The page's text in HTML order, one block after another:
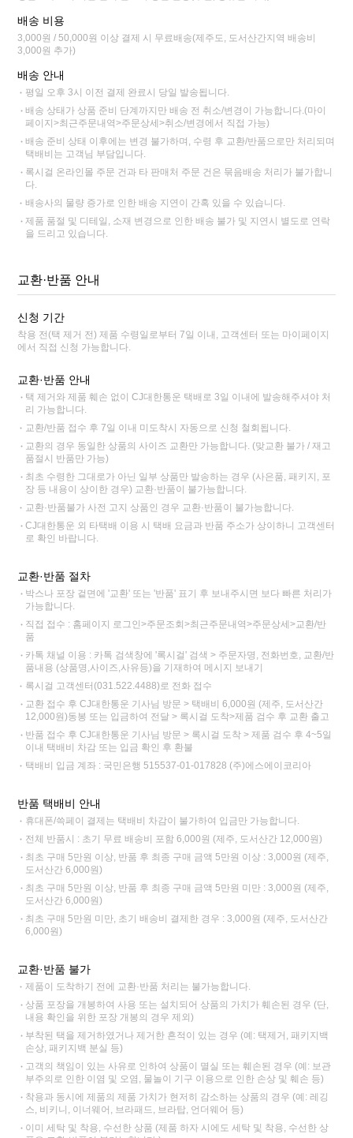
배송 비용
3,000원 / 50,000원 이상 결제 시 무료배송(제주도, 도서산간지역 배송비
3,000원 추가)
배송 안내
평일 오후 3시 이전 결제 완료시 당일 발송됩니다.
배송 상태가 상품 준비 단계까지만 배송 전 취소/변경이 가능합니다.(마이
페이지>최근주문내역>주문상세>취소/변경에서 직접 가능)
배송 준비 상태 이후에는 변경 불가하며, 수령 후 교환/반품으로만 처리되며
택배비는 고객님 부담입니다.
록시걸 온라인몰 주문 건과 타 판매처 주문 건은 묶음배송 처리가 불가합니
다.
배송사의 물량 증가로 인한 배송 지연이 간혹 있을 수 있습니다.
제품 품절 및 디테일, 소재 변경으로 인한 배송 불가 및 지연시 별도로 연락
을 드리고 있습니다.
교환·반품 안내
신청 기간
착용 전(택 제거 전) 제품 수령일로부터 7일 이내, 고객센터 또는 마이페이지
에서 직접 신청 가능합니다.
교환·반품 안내
택 제거와 제품 훼손 없이 CJ대한통운 택배로 3일 이내에 발송해주셔야 처
리 가능합니다.
교환/반품 접수 후 7일 이내 미도착시 자동으로 신청 철회됩니다.
교환의 경우 동일한 상품의 사이즈 교환만 가능합니다. (맞교환 불가 / 재고
품절시 반품만 가능)
최초 수령한 그대로가 아닌 일부 상품만 발송하는 경우 (사은품, 패키지, 포
장 등 내용이 상이한 경우) 교환·반품이 불가능합니다.
교환·반품불가 사전 고지 상품인 경우 교환·반품이 불가능합니다.
CJ대한통운 외 타택배 이용 시 택배 요금과 반품 주소가 상이하니 고객센터
로 확인 바랍니다.
교환·반품 절차
박스나 포장 겉면에 '교환' 또는 '반품' 표기 후 보내주시면 보다 빠른 처리가
가능합니다.
직접 접수 : 홈페이지 로그인>주문조회>최근주문내역>주문상세>교환/반
품
카톡 채널 이용 : 카톡 검색창에 '록시걸' 검색 > 주문자명, 전화번호, 교환/반
품내용 (상품명,사이즈,사유등)을 기재하여 메시지 보내기
록시걸 고객센터(031.522.4488)로 전화 접수
교환 접수 후 CJ대한통운 기사님 방문 > 택배비 6,000원 (제주, 도서산간
12,000원)동봉 또는 입금하여 전달 > 록시걸 도착>제품 검수 후 교환 출고
반품 접수 후 CJ대한통운 기사님 방문 > 록시걸 도착 > 제품 검수 후 4~5일
이내 택배비 차감 또는 입금 확인 후 환불
택배비 입금 계좌 : 국민은행 515537-01-017828 (주)에스에이코리아
반품 택배비 안내
휴대폰/쓱페이 결제는 택배비 차감이 불가하여 입금만 가능합니다.
전체 반품시 : 초기 무료 배송비 포함 6,000원 (제주, 도서산간 12,000원)
최초 구매 5만원 이상, 반품 후 최종 구매 금액 5만원 이상 : 3,000원 (제주,
도서산간 6,000원)
최초 구매 5만원 이상, 반품 후 최종 구매 금액 5만원 미만 : 3,000원 (제주,
도서산간 6,000원)
최초 구매 5만원 미만, 초기 배송비 결제한 경우 : 3,000원 (제주, 도서산간
6,000원)
교환·반품 불가
제품이 도착하기 전에 교환·반품 처리는 불가능합니다.
상품 포장을 개봉하여 사용 또는 설치되어 상품의 가치가 훼손된 경우 (단,
내용 확인을 위한 포장 개봉의 경우 제외)
부착된 택을 제거하였거나 제거한 흔적이 있는 경우 (예: 택제거, 패키지백
손상, 패키지백 분실 등)
고객의 책임이 있는 사유로 인하여 상품이 멸실 또는 훼손된 경우 (예: 보관
부주의로 인한 이염 및 오염, 물놀이 기구 이용으로 인한 손상 및 훼손 등)
착용과 동시에 제품의 제품 가치가 현저히 감소하는 상품의 경우 (예: 레깅
스, 비키니, 이너웨어, 브라패드, 브라탑, 언더웨어 등)
이미 세탁 및 착용, 수선한 상품 (제품 하자 시에도 세탁 및 착용, 수선한 상